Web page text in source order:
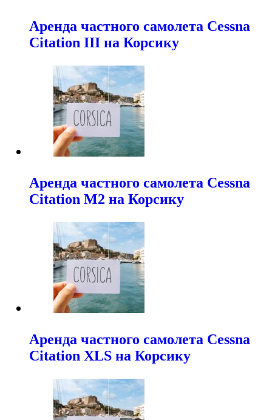
Аренда частного самолета Cessna
Citation III на Корсику
Аренда частного самолета Cessna
Citation M2 на Корсику
Аренда частного самолета Cessna
Citation XLS на Корсику